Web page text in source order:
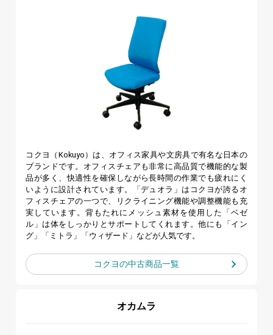
コクヨ（Kokuyo）は、オフィス家具や文房具で有名な日本の
ブランドです。オフィスチェアも非常に高品質で機能的な製
品が多く、快適性を確保しながら長時間の作業でも疲れにく
いように設計されています。「デュオラ」はコクヨが誇るオ
フィスチェアの一つで、リクライニング機能や調整機能も充
実しています。背もたれにメッシュ素材を使用した「ベゼ
ル」は体をしっかりとサポートしてくれます。他にも「イン
グ」「ミトラ」「ウィザード」などが人気です。
コクヨの中古商品一覧
オカムラ